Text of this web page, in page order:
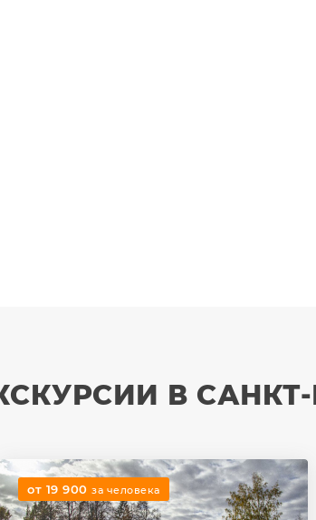
В САНКТ-
от 19 900 за человека